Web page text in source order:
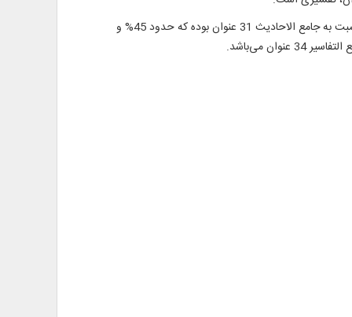
همچنین آمارنسبی این برنامه از نظر مقایسه با جامع الاحادیث و جامع التفاسیر عموم و خصوص من وجه می‌باشد. یعنی عناوین اضافی آن نسبت به جامع الاحادیث 31 عنوان بوده که حدود 45% و